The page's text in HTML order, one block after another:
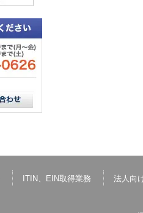
ITIN、EIN取得業務 法人向